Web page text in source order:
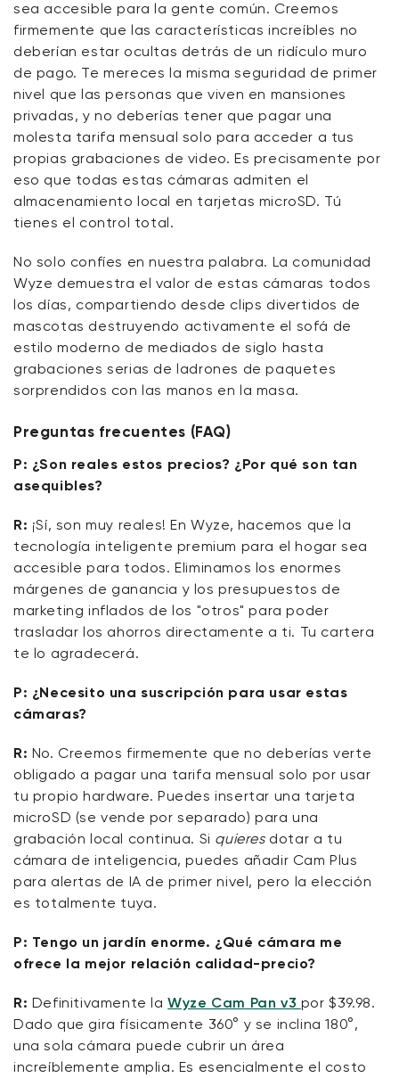
sea accesible para la gente común. Creemos
firmemente que las características increíbles no
deberían estar ocultas detrás de un ridículo muro
de pago. Te mereces la misma seguridad de primer
nivel que las personas que viven en mansiones
privadas, y no deberías tener que pagar una
molesta tarifa mensual solo para acceder a tus
propias grabaciones de video. Es precisamente por
eso que todas estas cámaras admiten el
almacenamiento local en tarjetas microSD. Tú
tienes el control total.
No solo confíes en nuestra palabra. La comunidad
Wyze demuestra el valor de estas cámaras todos
los días, compartiendo desde clips divertidos de
mascotas destruyendo activamente el sofá de
estilo moderno de mediados de siglo hasta
grabaciones serias de ladrones de paquetes
sorprendidos con las manos en la masa.
Preguntas frecuentes (FAQ)
P: ¿Son reales estos precios? ¿Por qué son tan
asequibles?
R: ¡Sí, son muy reales! En Wyze, hacemos que la
tecnología inteligente premium para el hogar sea
accesible para todos. Eliminamos los enormes
márgenes de ganancia y los presupuestos de
marketing inflados de los "otros" para poder
trasladar los ahorros directamente a ti. Tu cartera
te lo agradecerá.
P: ¿Necesito una suscripción para usar estas
cámaras?
R: No. Creemos firmemente que no deberías verte
obligado a pagar una tarifa mensual solo por usar
tu propio hardware. Puedes insertar una tarjeta
microSD (se vende por separado) para una
grabación local continua. Si quieresdotar a tu
cámara de inteligencia, puedes añadir Cam Plus
para alertas de IA de primer nivel, pero la elección
es totalmente tuya.
P: Tengo un jardín enorme. ¿Qué cámara me
ofrece la mejor relación calidad-precio?
R: Definitivamente laWyze Cam Pan v3 por $39.98.
Dado que gira físicamente 360° y se inclina 180°,
una sola cámara puede cubrir un área
increíblemente amplia. Es esencialmente el costo